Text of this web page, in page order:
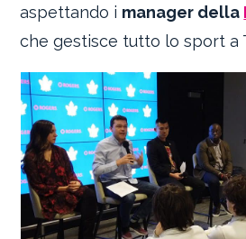
aspettando i manager della
che gestisce tutto lo sport a